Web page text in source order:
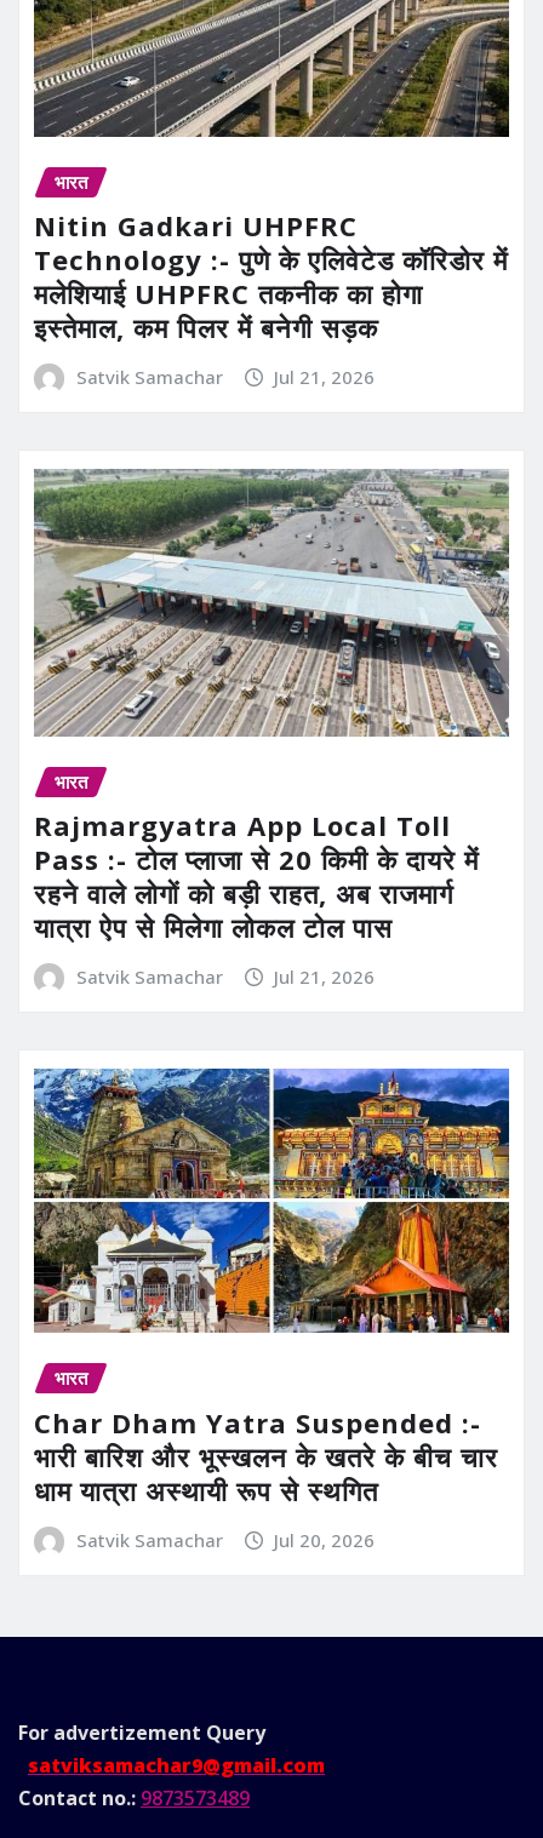
भारत
Nitin Gadkari UHPFRC
Technology :- पुणे के एलिवेटेड कॉरिडोर में
मलेशियाई UHPFRC तकनीक का होगा
इस्तेमाल, कम पिलर में बनेगी सड़क
Satvik Samachar Jul 21, 2026
भारत
Rajmargyatra App Local Toll
Pass :- टोल प्लाजा से 20 किमी के दायरे में
रहने वाले लोगों को बड़ी राहत, अब राजमार्ग
यात्रा ऐप से मिलेगा लोकल टोल पास
Satvik Samachar Jul 21, 2026
भारत
Char Dham Yatra Suspended :-
भारी बारिश और भूस्खलन के खतरे के बीच चार
धाम यात्रा अस्थायी रूप से स्थगित
Satvik Samachar Jul 20, 2026
For advertizement Query
satviksamachar9@gmail.com
Contact no.: 9873573489